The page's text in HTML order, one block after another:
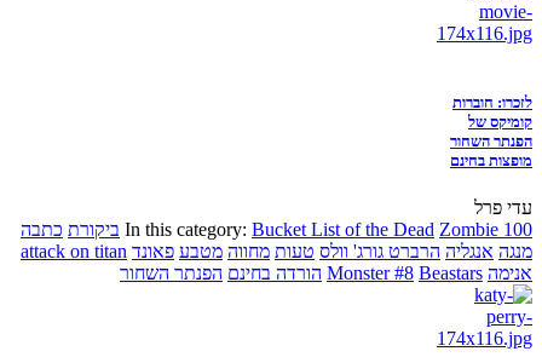
לזכרו: חוברות
קומיקס של
הפנתר השחור
מופצות בחינם
עדי פרל
In this category: Bucket List of the Dead Zombie 100 ביקורת כתבה
מנגה אנגליה הרברט גורג' וולס טעות מחווה מטבע פאונד attack on titan
אנימה
Monster #8 Beastars הורדה בחינם הפנתר השחור